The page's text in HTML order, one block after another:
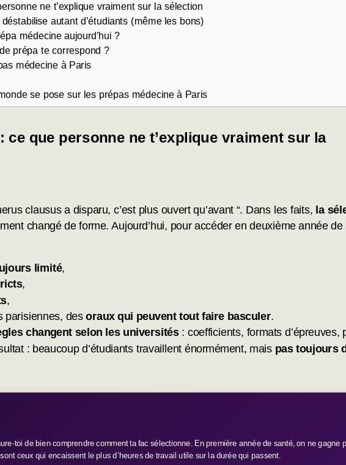
ne t’explique vraiment sur la sélection
autant d’étudiants (même les bons)
médecine aujourd’hui ?
prépa te correspond ?
médecine à Paris
se pose sur les prépas médecine à Paris
ce que personne ne t’explique vraiment sur la
clausus a disparu, c’est plus ouvert qu’avant “. Dans les faits, la
changé de forme. Aujourd’hui, pour accéder en deuxième année de
limité,
,
,
parisiennes, desoraux qui peuvent tout faire basculer.
changent selon les universités: coefficients, formats d’épreuves,
: beaucoup d’étudiants travaillent énormément, mais pas toujours
toi de bien comprendre comment ta fac sélectionne. En première année de santé, on ne gagne
ceux qui encaissent le plus d’heures de travail utile sur la durée qui passent.